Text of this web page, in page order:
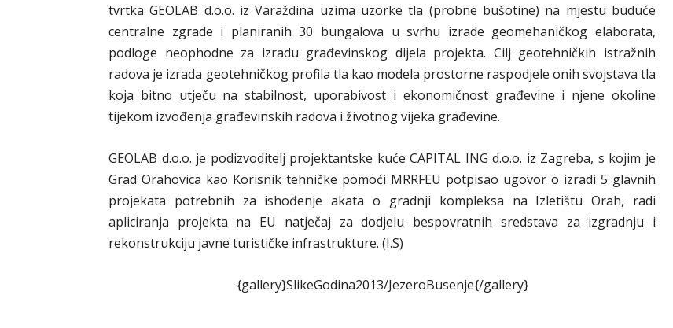
Orahovice
tvrtka GEOLAB d.o.o. iz Varaždina uzima uzorke tla (probne bušotine) na mjestu buduće
centralne zgrade i planiranih 30 bungalova u svrhu izrade geomehaničkog elaborata,
podloge neophodne za izradu građevinskog dijela projekta. Cilj geotehničkih istražnih
radova je izrada geotehničkog profila tla kao modela prostorne raspodjele onih svojstava tla
koja bitno utječu na stabilnost, uporabivost i ekonomičnost građevine i njene okoline
tijekom izvođenja građevinskih radova i životnog vijeka građevine.
GEOLAB d.o.o. je podizvoditelj projektantske kuće CAPITAL ING d.o.o. iz Zagreba, s kojim je
Grad Orahovica kao Korisnik tehničke pomoći MRRFEU potpisao ugovor o izradi 5 glavnih
projekata potrebnih za ishođenje akata o gradnji kompleksa na Izletištu Orah, radi
apliciranja projekta na EU natječaj za dodjelu bespovratnih sredstava za izgradnju i
rekonstrukciju javne turističke infrastrukture. (I.S)
{gallery}SlikeGodina2013/JezeroBusenje{/gallery}